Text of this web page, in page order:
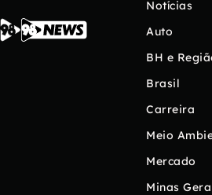
Notícias
Auto
BH e
Brasil
Carreira
Meio
Mercado
Minas